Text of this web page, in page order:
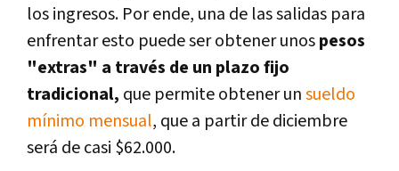
los ingresos. Por ende, una de las salidas para
enfrentar esto puede ser obtener unospesos
"extras" a través de un plazo fijo
tradicional, que permite obtener unsueldo
mínimo mensual, que a partir de diciembre
será de casi $62.000.